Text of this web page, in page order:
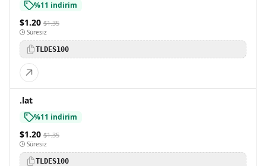
%11 indirim
$1.20 $1.35
Süresiz
TLDES100
.lat
%11 indirim
$1.20 $1.35
Süresiz
TLDES100